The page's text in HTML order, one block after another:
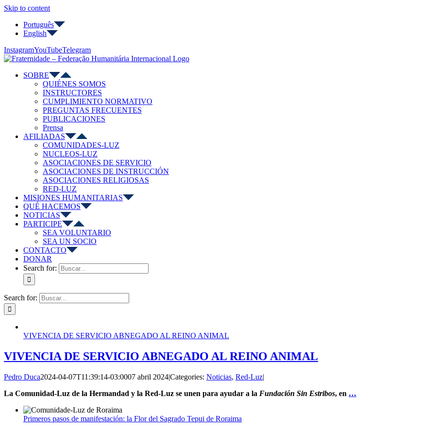
Skip to content
Português
English
InstagramYouTubeTelegram
SOBRE
QUIÉNES SOMOS
INSTRUCTORES
CUMPLIMIENTO NORMATIVO
PREGUNTAS FRECUENTES
PUBLICACIONES
Prensa
AFILIADAS
COMUNIDADES-LUZ
NUCLEOS-LUZ
ASOCIACIONES DE SERVICIO
ASOCIACIONES DE INSTRUCCIÓN
ASOCIACIONES RELIGIOSAS
RED-LUZ
MISIONES HUMANITARIAS
QUÉ HACEMOS
NOTICIAS
PARTICIPE
SEA VOLUNTARIO
SEA UN SOCIO
CONTACTO
DONAR
Search for:
Search for:
VIVENCIA DE SERVICIO ABNEGADO AL REINO ANIMAL
VIVENCIA DE SERVICIO ABNEGADO AL REINO ANIMAL
Pedro Duca2024-04-07T11:39:14-03:0007 abril 2024|Categories: Noticias, Red-Luz|
La Comunidad-Luz de la Hermandad y la Red-Luz se unen para ayudar a la Fundación Sin Estribos, en …
Primeros pasos de manifestación: la Flor del Sagrado Tepui de Roraima